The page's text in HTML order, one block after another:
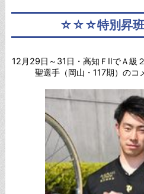
☆☆☆特別昇
12月29日～31日・高知ＦⅡでＡ級
聖選手（岡山・117期）のコ